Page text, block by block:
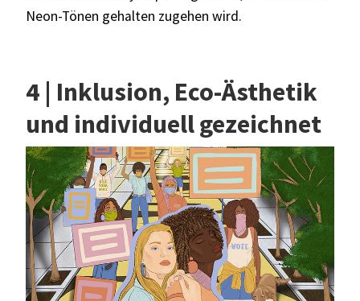
Neon-Tönen gehalten zugehen wird.
4 | Inklusion, Eco-Ästhetik
und individuell gezeichnet